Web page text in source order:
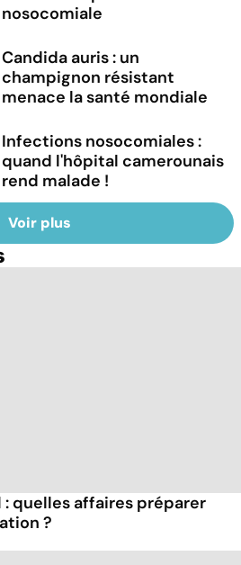
nosocomiale
Candida auris : un
champignon résistant
menace la santé mondiale
Infections nosocomiales :
quand l'hôpital camerounais
rend malade !
Voir plus
quelles affaires préparer
?